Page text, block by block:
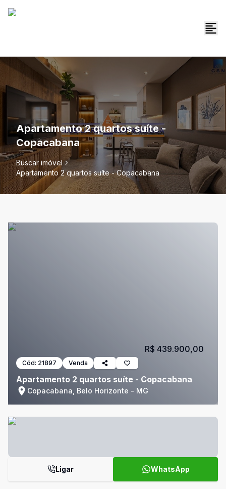
Apartamento 2 quartos suíte -
Copacabana
Buscar imóvel
Apartamento 2 quartos suíte - Copacabana
Cód: 21897 Venda
Apartamento 2 quartos suíte - Copacabana
Copacabana, Belo Horizonte - MG
R$ 439.900,00
Ligar WhatsApp